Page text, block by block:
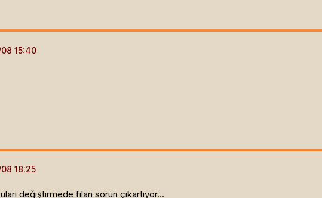
değiştirmede filan sorun çıkartıyor...